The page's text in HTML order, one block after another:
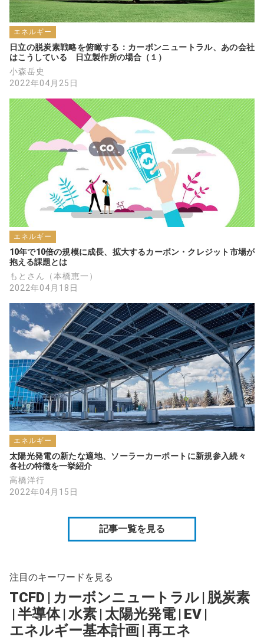
エネルギー
日立の脱炭素戦略を俯瞰する：カーボンニュートラル、あの会社
はこうしている　日立製作所の場合（１）
小森岳史
2022年04月25日
エネルギー
10年で10倍の規模に成長、拡大するカーボン・クレジット市場が
抱える課題とは
もとさん（本橋恵一）
2022年04月18日
エネルギー
太陽光発電の新たな適地、ソーラーカーポートに新規参入続々
各社の特徴を一挙紹介
高橋洋行
2022年04月15日
記事一覧を見る
注目のキーワードを見る
TCFD | カーボンニュートラル | 脱炭素
|半導体 |水素 | 太陽光発電 | EV |
エネルギー基本計画 |再エネ